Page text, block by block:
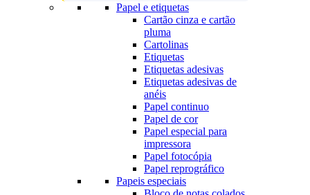
Papel e etiquetas
Cartão cinza e cartão
pluma
Cartolinas
Etiquetas
Etiquetas adesivas
Etiquetas adesivas de
anéis
Papel continuo
Papel de cor
Papel especial para
impressora
Papel fotocópia
Papel reprográfico
Papeis especiais